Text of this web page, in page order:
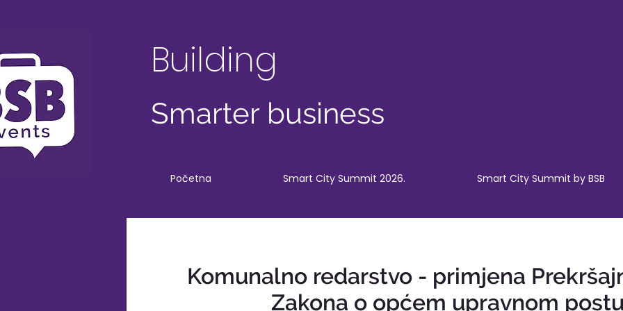
Building
Smarter business
Početna Smart City Summit 2026. Smart City Summit by BSB
Komunalno redarstvo - primjena
Zakona o općem upravnom